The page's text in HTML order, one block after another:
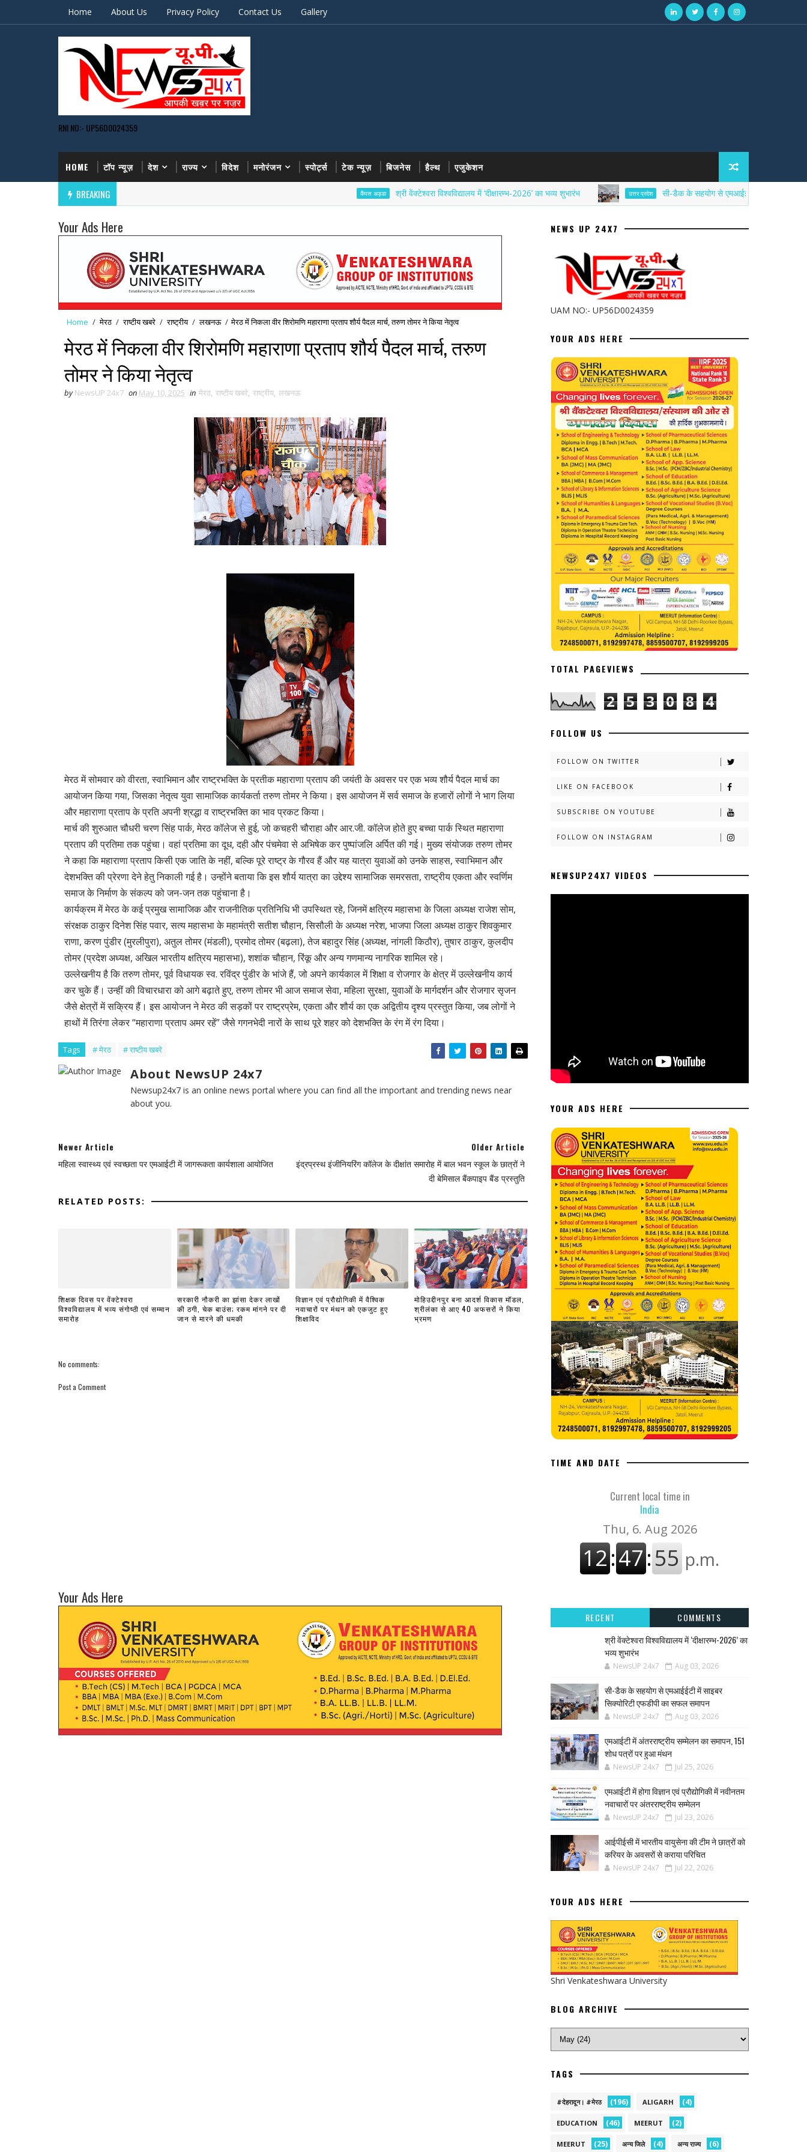
Home About Us Privacy Policy Contact Us Gallery
RNI NO:- UP56D0024359
HOME टॉप न्यूज़ देश राज्य विदेश मनोरंजन स्पोर्ट्स टेक न्यूज़ बिजनेस हैल्थ एजुकेशन
BREAKING श्री वेंक्टेश्वरा विश्वविद्यालय में ‘दीक्षारम्भ-2026’ का भव्य शुभारंभ उत्तर प्रदेश सी-डैक के सहयोग से एमआईईटी में साइबर सिक्योरिटी
Your Ads Here
Home / मेरठ / राष्टीय खबरे / राष्ट्रीय / लखनऊ / मेरठ में निकला वीर शिरोमणि महाराणा प्रताप शौर्य पैदल मार्च, तरुण तोमर ने किया नेतृत्व
मेरठ में निकला वीर शिरोमणि महाराणा प्रताप शौर्य पैदल मार्च, तरुण
तोमर ने किया नेतृत्व
by NewsUP 24x7 on May 10, 2025 in मेरठ, राष्टीय खबरे, राष्ट्रीय, लखनऊ
मेरठ में सोमवार को वीरता, स्वाभिमान और राष्ट्रभक्ति के प्रतीक महाराणा प्रताप की जयंती के अवसर पर एक भव्य शौर्य पैदल मार्च का
आयोजन किया गया, जिसका नेतृत्व युवा सामाजिक कार्यकर्ता तरुण तोमर ने किया। इस आयोजन में सर्व समाज के हजारों लोगों ने भाग लिया
और महाराणा प्रताप के प्रति अपनी श्रद्धा व राष्ट्रभक्ति का भाव प्रकट किया।
मार्च की शुरुआत चौधरी चरण सिंह पार्क, मेरठ कॉलेज से हुई, जो कचहरी चौराहा और आर.जी. कॉलेज होते हुए बच्चा पार्क स्थित महाराणा
प्रताप की प्रतिमा तक पहुंचा। वहां प्रतिमा का दूध, दही और पंचमेवा से अभिषेक कर पुष्पांजलि अर्पित की गई। मुख्य संयोजक तरुण तोमर
ने कहा कि महाराणा प्रताप किसी एक जाति के नहीं, बल्कि पूरे राष्ट्र के गौरव हैं और यह यात्रा युवाओं को उनके साहस, स्वाभिमान और
देशभक्ति की प्रेरणा देने हेतु निकाली गई है। उन्होंने बताया कि इस शौर्य यात्रा का उद्देश्य सामाजिक समरसता, राष्ट्रीय एकता और स्वर्णिम
समाज के निर्माण के संकल्प को जन-जन तक पहुंचाना है।
कार्यक्रम में मेरठ के कई प्रमुख सामाजिक और राजनीतिक प्रतिनिधि भी उपस्थित रहे, जिनमें क्षत्रिय महासभा के जिला अध्यक्ष राजेश सोम,
संरक्षक ठाकुर दिनेश सिंह पवार, सत्य महासभा के महामंत्री सतीश चौहान, सिसौली के अध्यक्ष नरेश, भाजपा जिला अध्यक्ष ठाकुर शिवकुमार
राणा, करण पुंडीर (मुरलीपुरा), अतुल तोमर (मंडली), प्रमोद तोमर (बढ़ला), तेज बहादुर सिंह (अध्यक्ष, नांगली किठौर), तुषार ठाकुर, कुलदीप
तोमर (प्रदेश अध्यक्ष, अखिल भारतीय क्षत्रिय महासभा), शशांक चौहान, रिंकू और अन्य गणमान्य नागरिक शामिल रहे।
उल्लेखनीय है कि तरुण तोमर, पूर्व विधायक स्व. रविंद्र पुंडीर के भांजे हैं, जो अपने कार्यकाल में शिक्षा व रोजगार के क्षेत्र में उल्लेखनीय कार्य
कर चुके हैं। उन्हीं की विचारधारा को आगे बढ़ाते हुए, तरुण तोमर भी आज समाज सेवा, महिला सुरक्षा, युवाओं के मार्गदर्शन और रोजगार सृजन
जैसे क्षेत्रों में सक्रिय हैं। इस आयोजन ने मेरठ की सड़कों पर राष्ट्रप्रेम, एकता और शौर्य का एक अद्वितीय दृश्य प्रस्तुत किया, जब लोगों ने
हाथों में तिरंगा लेकर “महाराणा प्रताप अमर रहें” जैसे गगनभेदी नारों के साथ पूरे शहर को देशभक्ति के रंग में रंग दिया।
Tags # मेरठ # राष्टीय खबरे
About NewsUP 24x7
Newsup24x7 is an online news portal where you can find all the important and trending news near
about you.
Newer Article
महिला स्वास्थ्य एवं स्वच्छता पर एमआईटी में जागरूकता कार्यशाला आयोजित
Older Article
इंद्रप्रस्थ इंजीनियरिंग कॉलेज के दीक्षांत समारोह में बाल भवन स्कूल के छात्रों ने
दी बेमिसाल बैंकपाइप बैंड प्रस्तुति
RELATED POSTS:
शिक्षक दिवस पर वेंक्टेश्वरा
विश्वविद्यालय में भव्य संगोष्ठी एवं सम्मान
समारोह
सरकारी नौकरी का झांसा देकर लाखों
की ठगी, चेक बाउंस; रकम मांगने पर दी
जान से मारने की धमकी
विज्ञान एवं प्रौद्योगिकी में वैश्विक
नवाचारों पर मंथन को एकजुट हुए
शिक्षाविद
मोहिउद्दीनपुर बना आदर्श विकास मॉडल,
श्रीलंका से आए 40 अफसरों ने किया
भ्रमण
No comments:
Post a Comment
Your Ads Here
NEWS UP 24X7
UAM NO:- UP56D0024359
YOUR ADS HERE
TOTAL PAGEVIEWS
2 5 3 0 8 4
FOLLOW US
FOLLOW ON TWITTER
LIKE ON FACEBOOK
SUBSCRIBE ON YOUTUBE
FOLLOW ON INSTAGRAM
NEWSUP24X7 VIDEOS
YOUR ADS HERE
TIME AND DATE
Current local time in
India
RECENT
COMMENTS
श्री वेंक्टेश्वरा विश्वविद्यालय में ‘दीक्षारम्भ-2026’ का
भव्य शुभारंभ
NewsUP 24x7 Aug 03, 2026
सी-डैक के सहयोग से एमआईईटी में साइबर
सिक्योरिटी एफडीपी का सफल समापन
NewsUP 24x7 Aug 03, 2026
एमआईटी में अंतरराष्ट्रीय सम्मेलन का समापन, 151
शोध पत्रों पर हुआ मंथन
NewsUP 24x7 Jul 25, 2026
एमआईटी में होगा विज्ञान एवं प्रौद्योगिकी में नवीनतम
नवाचारों पर अंतरराष्ट्रीय सम्मेलन
NewsUP 24x7 Jul 23, 2026
आईपीईसी में भारतीय वायुसेना की टीम ने छात्रों को
करियर के अवसरों से कराया परिचित
NewsUP 24x7 Jul 22, 2026
YOUR ADS HERE
Shri Venkateshwara University
BLOG ARCHIVE
TAGS
#देहरादून। #मेरठ (196) ALIGARH (4)
EDUCATION (46) MEERUT (2)
MEERUT (25) अन्य जिले (4) अन्य राज्य (6)